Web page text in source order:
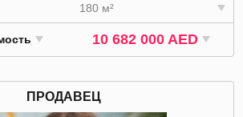
180 м²
10 682 000 AED
ПРОДАВЕЦ